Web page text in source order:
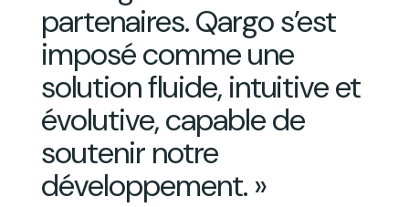
partenaires. Qargo s’est
imposé comme une
solution fluide, intuitive et
évolutive, capable de
soutenir notre
développement. »